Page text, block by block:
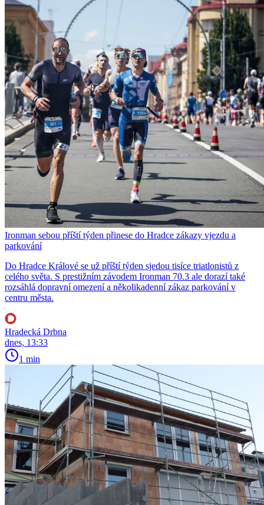
Ironman sebou příští týden přinese do Hradce zákazy vjezdu a
parkování
Do Hradce Králové se už příští týden sjedou tisíce triatlonistů z
celého světa. S prestižním závodem Ironman 70.3 ale dorazí také
rozsáhlá dopravní omezení a několikadenní zákaz parkování v
centru města.
Hradecká Drbna
dnes, 13:33
1 min